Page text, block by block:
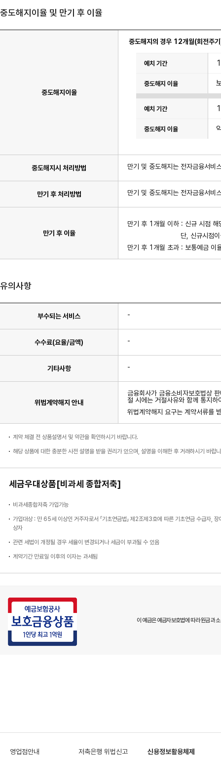
중도해지이율 및 만기 후 이율
중도해지이율
중도해지의 경우 12개월(회전주
치
목
있
니
중도해지시 처리방법 만기 및 중도해지는 전자금융서비
만기 후 처리방법 만기 및 중도해지는 전자금융서비
만기 후 이율
만기 후 1개월 이하 : 신규 시점 해
단, 신규시점이율과 만기
만기 후 1개월 초과 : 보통예금 이
유의사항
부수되는 서비스 -
수수료(요율/금액) -
기타사항 -
위법계약해지 안내
금융회사가 금융소비자보호법상
절 시에는 거절사유와 함께 통지하
위법계약해지 요구는 계약서류를
계약 체결 전 상품설명서 및 약관을 확인하시기 바랍니다.
해당 상품에 대한 충분한 사전 설명을 받을 권리가 있으며, 설명을 이해한 후 거래하시기 바랍
세금우대상품[비과세 종합저축]
비과세종합저축 가입가능
가입대상 : 만 65세 이상인 거주자로서 「기초연금법」 제2조제3호에 따른 기초연금 수급자,
상자
관련 세법이 개정될 경우 세율이 변경되거나 세금이 부과될 수 있음
계약기간 만료일 이후의 이자는 과세됨
이 예금은 예금자보호법에 따라 원금과
영업점안내 저축은행 위법신고 신용정보활용체제